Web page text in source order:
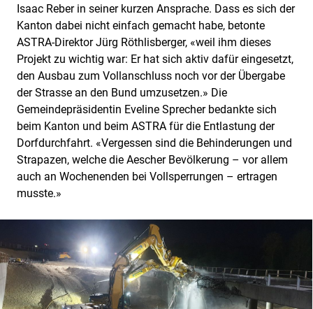
Isaac Reber in seiner kurzen Ansprache. Dass es sich der
Kanton dabei nicht einfach gemacht habe, betonte
ASTRA-Direktor Jürg Röthlisberger, «weil ihm dieses
Projekt zu wichtig war: Er hat sich aktiv dafür eingesetzt,
den Ausbau zum Vollanschluss noch vor der Übergabe
der Strasse an den Bund umzusetzen.» Die
Gemeindepräsidentin Eveline Sprecher bedankte sich
beim Kanton und beim ASTRA für die Entlastung der
Dorfdurchfahrt. «Vergessen sind die Behinderungen und
Strapazen, welche die Aescher Bevölkerung – vor allem
auch an Wochenenden bei Vollsperrungen – ertragen
musste.»